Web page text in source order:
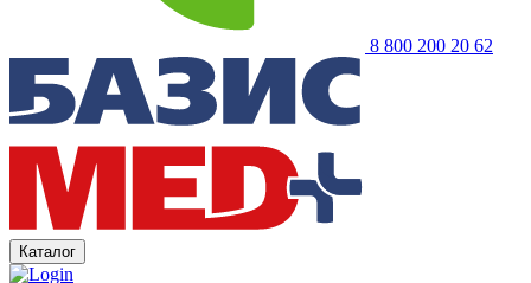
8 800 200 20 62
Каталог